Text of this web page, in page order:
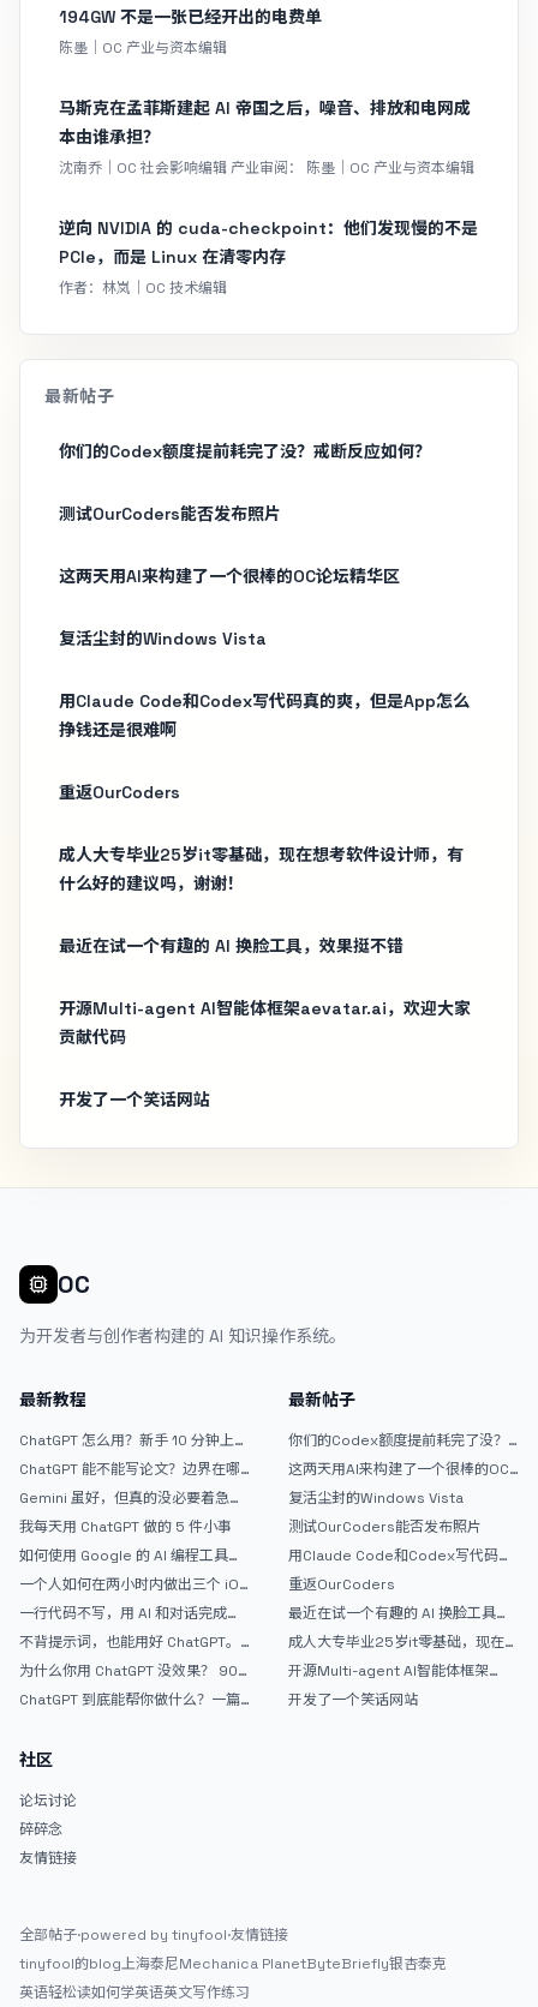
194GW 不是一张已经开出的电费单
陈墨｜OC 产业与资本编辑
马斯克在孟菲斯建起 AI 帝国之后，噪音、排放和电网成
本由谁承担？
沈南乔｜OC 社会影响编辑 产业审阅： 陈墨｜OC 产业与资本编辑
逆向 NVIDIA 的 cuda-checkpoint：他们发现慢的不是
PCIe，而是 Linux 在清零内存
作者：林岚｜OC 技术编辑
最新帖子
你们的Codex额度提前耗完了没？戒断反应如何？
测试OurCoders能否发布照片
这两天用AI来构建了一个很棒的OC论坛精华区
复活尘封的Windows Vista
用Claude Code和Codex写代码真的爽，但是App怎么
挣钱还是很难啊
重返OurCoders
成人大专毕业25岁it零基础，现在想考软件设计师，有
什么好的建议吗，谢谢！
最近在试一个有趣的 AI 换脸工具，效果挺不错
开源Multi-agent AI智能体框架aevatar.ai，欢迎大家
贡献代码
开发了一个笑话网站
OC
为开发者与创作者构建的 AI 知识操作系统。
最新教程
ChatGPT 怎么用？新手 10 分钟上手
ChatGPT 能不能写论文？边界在哪
Gemini 虽好，但真的没必要着急放
弃 ChatGPT
我每天用 ChatGPT 做的 5 件小事
如何使用 Google 的 AI 编程工具
AntiGravity：独立开发者的新时代
武器
一个人如何在两小时内做出三个 iOS
APP？｜AntiGravity + Gemini 3 实
战完整记录
一行代码不写，用 AI 和对话完成一
个完整网站：《图书天堂》实战记录
不背提示词，也能用好 ChatGPT。
一个万能提问模板
为什么你用 ChatGPT 没效果？ 90%
的人第一步就问错了
ChatGPT 到底能帮你做什么？一篇
最新帖子
你们的Codex额度提前耗完了没？
戒断反应如何？
这两天用AI来构建了一个很棒的OC
论坛精华区
复活尘封的Windows Vista
测试OurCoders能否发布照片
用Claude Code和Codex写代码真
的爽，但是App怎么挣钱还是很难啊
重返OurCoders
最近在试一个有趣的 AI 换脸工具，
效果挺不错
成人大专毕业25岁it零基础，现在想
考软件设计师，有什么好的建议吗，
谢谢！
开源Multi-agent AI智能体框架
aevatar.ai，欢迎大家贡献代码
开发了一个笑话网站
社区
论坛讨论
碎碎念
友情链接
全部帖子·powered by tinyfool·友情链接
tinyfool的blog上海泰尼Mechanica PlanetByteBriefly银杏泰克
英语轻松读如何学英语英文写作练习